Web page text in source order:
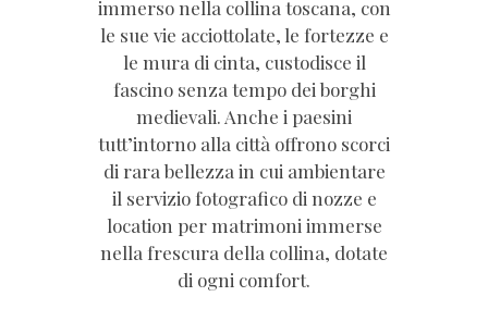
immerso nella collina toscana, con
le sue vie acciottolate, le fortezze e
le mura di cinta, custodisce il
fascino senza tempo dei borghi
medievali. Anche i paesini
tutt’intorno alla città offrono scorci
di rara bellezza in cui ambientare
il servizio fotografico di nozze e
location per matrimoni immerse
nella frescura della collina, dotate
di ogni comfort.